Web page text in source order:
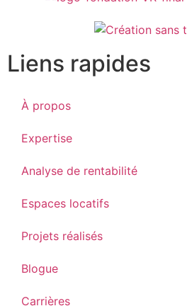
Liens rapides
À propos
Expertise
Analyse de rentabilité
Espaces locatifs
Projets réalisés
Blogue
Carrières